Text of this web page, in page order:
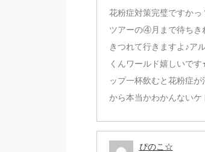
花粉症対策完璧ですかっ
ツアーの④月まで待ちき
きつれて行きますよ♪ア
くんワールド嬉しいで
ップ一杯飲むと花粉症
から本当かわかんないケ
ぴのこ☆